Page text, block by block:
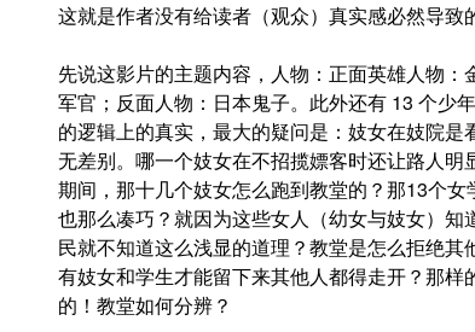
这就是作者没有给读者（观众）真实感必然导致
先说这影片的主题内容，人物：正面英雄人物
军官；反面人物：日本鬼子。此外还有 13 个少
的逻辑上的真实，最大的疑问是：妓女在妓院
无差别。哪一个妓女在不招揽嫖客时还让路人
期间，那十几个妓女怎么跑到教堂的？那13个
也那么凑巧？就因为这些女人（幼女与妓女）
民就不知道这么浅显的道理？教堂是怎么拒绝
有妓女和学生才能留下来其他人都得走开？那
的！教堂如何分辨？